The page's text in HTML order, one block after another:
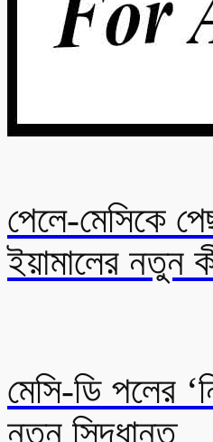
পেলে-মেসিকে
ইয়ামালের নতুন
মেসি-ডি পলের
নতুন সিদ্ধান্ত